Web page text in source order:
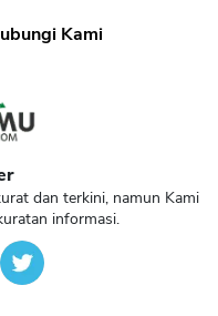
Kami
dan terkini, namun Kami
informasi.